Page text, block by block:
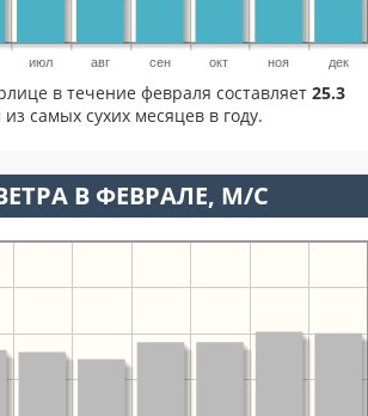
июл авг сен окт ноя дек
в течение февраля составляет 25.3
самых сухих месяцев в году.
В ФЕВРАЛЕ, М/С